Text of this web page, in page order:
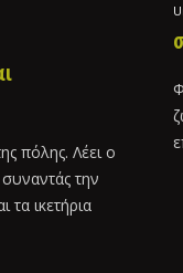
πόλης. Λέει ο
την
τα ικετήρια